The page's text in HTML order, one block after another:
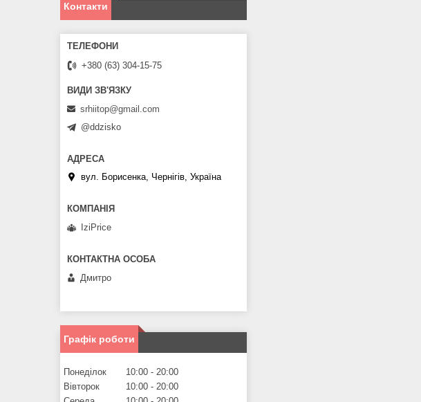
Контакти
+380 (63) 304-15-75
srhiitop@gmail.com
@ddzisko
вул. Борисенка, Чернігів, Україна
IziPrice
Дмитро
Графік роботи
Понеділок 10:00
20:00
Вівторок
10:00
20:00